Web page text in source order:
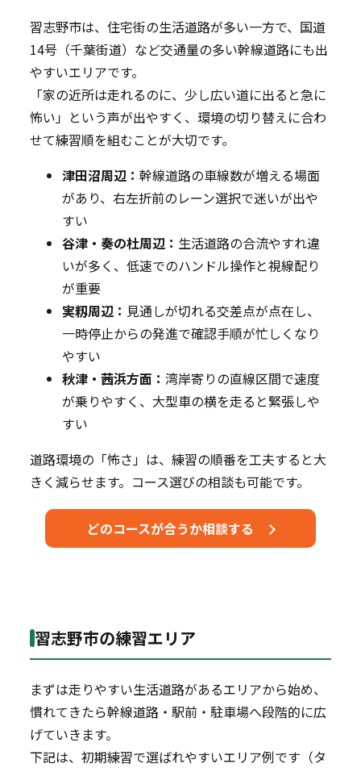
習志野市は、住宅街の生活道路が多い一方で、国道
14号（千葉街道）など交通量の多い幹線道路にも出
やすいエリアです。
「家の近所は走れるのに、少し広い道に出ると急に
怖い」という声が出やすく、環境の切り替えに合わ
せて練習順を組むことが大切です。
津田沼周辺：幹線道路の車線数が増える場面
があり、右左折前のレーン選択で迷いが出や
すい
谷津・奏の杜周辺： 生活道路の合流やすれ違
いが多く、低速でのハンドル操作と視線配り
が重要
実籾周辺： 見通しが切れる交差点が点在し、
一時停止からの発進で確認手順が忙しくなり
やすい
秋津・茜浜方面：湾岸寄りの直線区間で速度
が乗りやすく、大型車の横を走ると緊張しや
すい
道路環境の「怖さ」は、練習の順番を工夫すると大
きく減らせます。コース選びの相談も可能です。
どのコースが合うか相談する
習志野市の練習エリア
まずは走りやすい生活道路があるエリアから始め、
慣れてきたら幹線道路・駅前・駐車場へ段階的に広
げていきます。
下記は、初期練習で選ばれやすいエリア例です（タ